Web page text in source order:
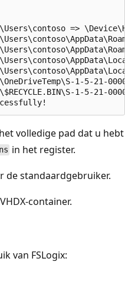
=>
1-5-21-
1-5-21-
volledige pad dat u hebt
in het register.
de standaardgebruiker.
container.
van FSLogix: